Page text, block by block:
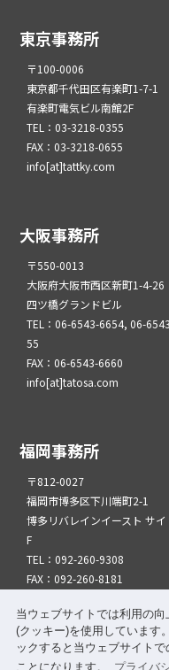
当ウェブサイトでは利用の
(クッキー)を使用しています
ックすると当ウェブサイト
ことになります。
プライバ
東京事務所
〒100-0006
東京都千代田区有楽町1-7-1
有楽町電気ビル南館2F
TEL：03-3218-0355
FAX：03-3218-0655
info[at]tattky.com
大阪事務所
〒550-0013
大阪府大阪市西区新町1-4-26
四ツ橋グランドビル
TEL：06-6543-6654, 06-
55
FAX：06-6543-6660
info[at]tatosa.com
福岡事務所
〒812-0027
福岡市博多区下川端町2-1
博多リバレインイースト サイ
F
TEL：092-260-9308
FAX：092-260-8181